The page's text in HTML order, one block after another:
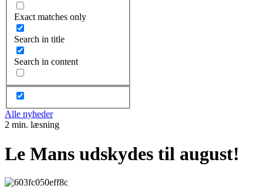
Exact matches only
Search in title
Search in content
Alle nyheder
2 min. læsning
Le Mans udskydes til august!